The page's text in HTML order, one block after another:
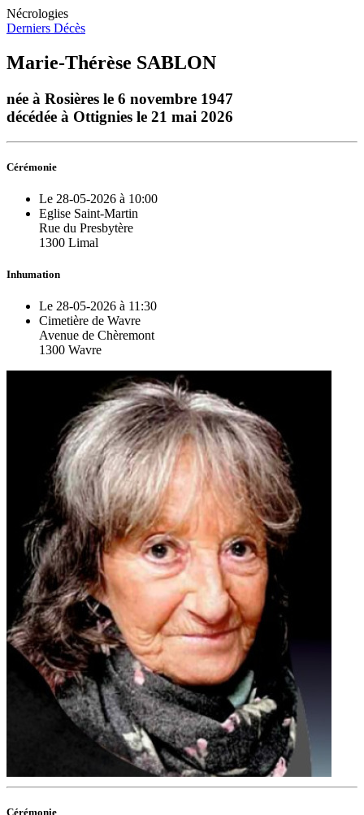
Nécrologies
Derniers Décès
Marie-Thérèse SABLON
née à Rosières le 6 novembre 1947
décédée à Ottignies le 21 mai 2026
Cérémonie
Le 28-05-2026 à 10:00
Eglise Saint-Martin
Rue du Presbytère
1300 Limal
Inhumation
Le 28-05-2026 à 11:30
Cimetière de Wavre
Avenue de Chèremont
1300 Wavre
Cérémonie